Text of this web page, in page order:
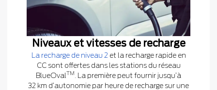
Niveaux et vitesses de recharge
La recharge de niveau 2 et la recharge rapide en
CC sont offertes dans les stations du réseau
BlueOval TM
. La première peut fournir jusqu’à
32 km d’autonomie par heure de recharge sur une